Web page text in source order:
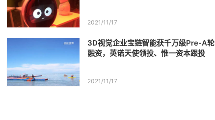
2021/11/17
3D视觉企业宝链智能获千万级Pre-A轮
融资，英诺天使领投、惟一资本跟投
2021/11/17